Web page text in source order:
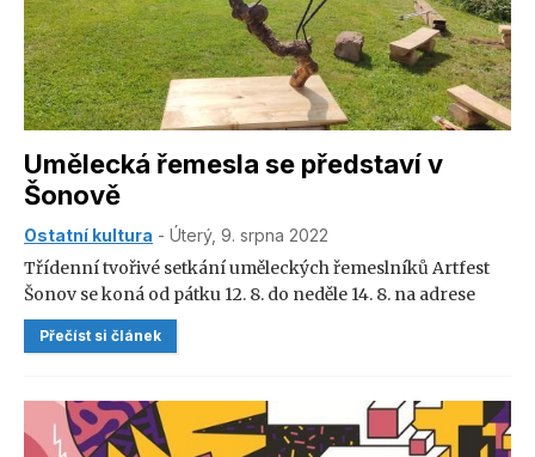
Umělecká řemesla se představí v
Šonově
Ostatní kultura - Úterý, 9. srpna 2022
Třídenní tvořivé setkání uměleckých řemeslníků Artfest
Šonov se koná od pátku 12. 8. do neděle 14. 8. na adrese
Šonov 113.
Přečíst si článek